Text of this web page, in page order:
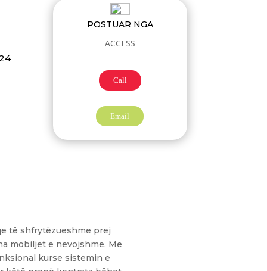
POSTUAR NGA
ACCESS
Call
Email
të shfrytëzueshme prej
mobiljet e nevojshme. Me
kurse sistemin e